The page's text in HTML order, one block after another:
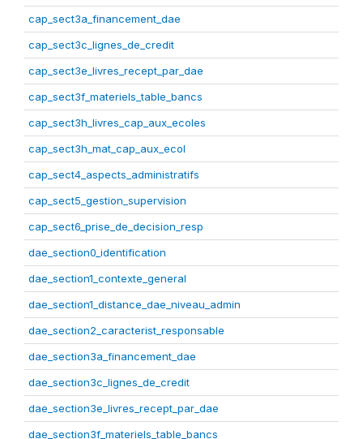
cap_sect3a_financement_dae
cap_sect3c_lignes_de_credit
cap_sect3e_livres_recept_par_dae
cap_sect3f_materiels_table_bancs
cap_sect3h_livres_cap_aux_ecoles
cap_sect3h_mat_cap_aux_ecol
cap_sect4_aspects_administratifs
cap_sect5_gestion_supervision
cap_sect6_prise_de_decision_resp
dae_section0_identification
dae_section1_contexte_general
dae_section1_distance_dae_niveau_admin
dae_section2_caracterist_responsable
dae_section3a_financement_dae
dae_section3c_lignes_de_credit
dae_section3e_livres_recept_par_dae
dae_section3f_materiels_table_bancs